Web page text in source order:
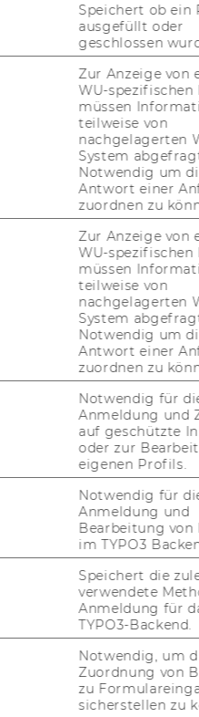
strong
the underlying theory of
knowledge and skills to
complex financial
software 'R', an open
S for data analysis and
of the programs'
development
in Science or
Science Track prepares
career in the field
Industry Track focuses on
(analysts) in the
financial models
skills. You can
year of your studies
academic networks
industry.
a top ranked Master
our Master’s
was ranked 16thout
39 different countries.
of many prestigious
Business School,
Speichert ob ein
ausgefüllt oder
geschlossen
Zur Anzeige von
WU-spezifischen
müssen
teilweise von
nachgelagerten
System
Notwendig um
Antwort einer
zuordnen zu
Zur Anzeige von
WU-spezifischen
müssen
teilweise von
nachgelagerten
System
Notwendig um
Antwort einer
zuordnen zu
Notwendig für
Anmeldung und
auf geschützte
oder zur
eigenen Profils.
Notwendig für
Anmeldung und
Bearbeitung von
im TYPO3
Speichert die
verwendete
Anmeldung für
TYPO3-Backend.
Notwendig, um
Zuordnung von
zu
sicherstellen zu